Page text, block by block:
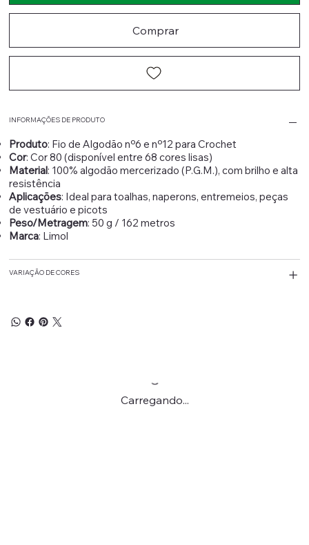
Comprar
INFORMAÇÕES DE PRODUTO
Produto: Fio de Algodão nº6 e nº12 para Crochet
Cor: Cor 80 (disponível entre 68 cores lisas)
Material: 100% algodão mercerizado (P.G.M.), com brilho e alta
resistência
Aplicações: Ideal para toalhas, naperons, entremeios, peças
de vestuário e picots
Peso/Metragem: 50 g / 162 metros
Marca: Limol
VARIAÇÃO DE CORES
Carregando...